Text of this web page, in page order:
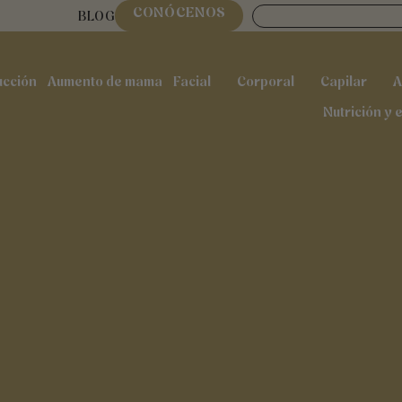
BLOG CONÓCENOS Buscar
Aumento de mama Facial Abrir Facial
Corporal Abrir Corporal
Capilar
Nutrición y
WORLD